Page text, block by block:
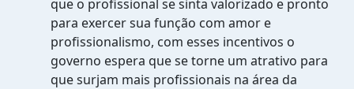
que o profissional se sinta valorizado e pronto
para exercer sua função com amor e
profissionalismo, com esses incentivos o
governo espera que se torne um atrativo para
que surjam mais profissionais na área da